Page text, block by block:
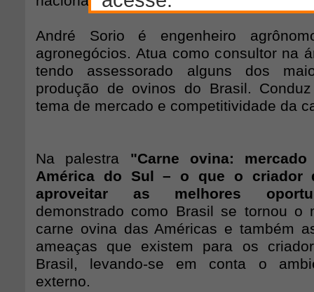
André Sorio é engenheiro
agronegócios. Atua como consultor na
tendo assessorado alguns dos
produção de ovinos do Brasil.
tema de mercado e competitividade da
Na palestra "Carne ovina:
América do Sul – o que o criador
aproveitar as melhores
demonstrado como Brasil se tornou o
carne ovina das Américas e também
ameaças que existem para os
Brasil, levando-se em conta o
externo.